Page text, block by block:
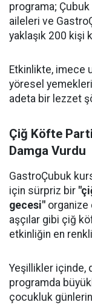
programa;
aileleri ve
yaklaşık 200 kişi
Etkinlikte, imece
yöresel
adeta bir lezzet
Çiğ Köfte
Damga Vurdu
GastroÇubuk
için sürpriz bir
gecesi" organize
aşçılar gibi çiğ
etkinliğin en
Yeşillikler içinde,
programda
çocukluk